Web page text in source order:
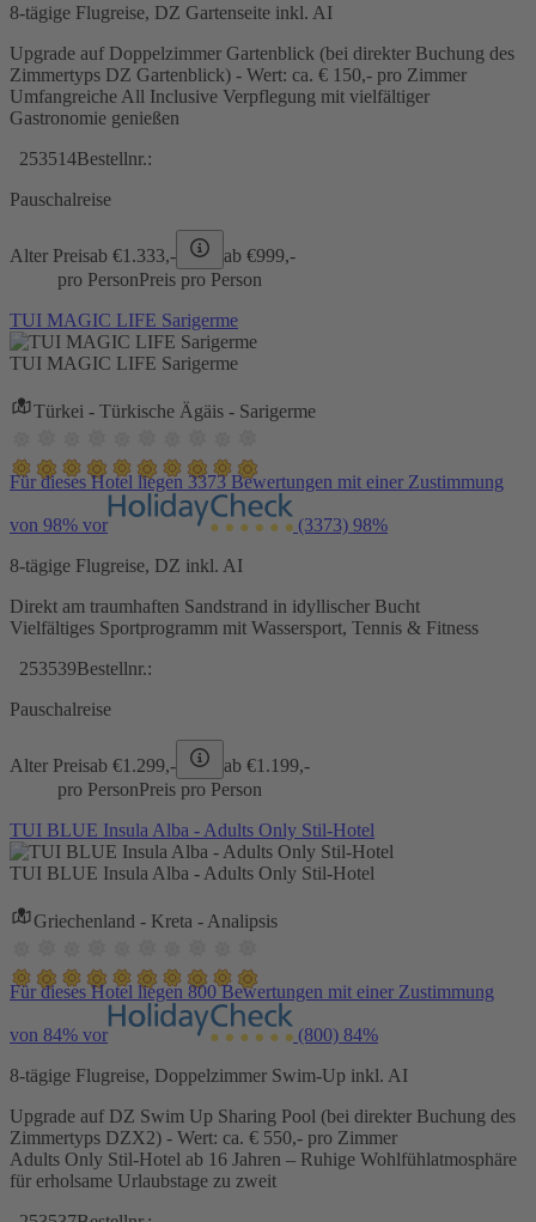
8-tägige Flugreise, DZ Gartenseite inkl. AI
Upgrade auf Doppelzimmer Gartenblick (bei direkter Buchung des
Zimmertyps DZ Gartenblick) - Wert: ca. € 150,- pro Zimmer
Umfangreiche All Inclusive Verpflegung mit vielfältiger
Gastronomie genießen
253514Bestellnr.:
Pauschalreise
Alter Preisab €1.333,- ab €999,-
pro PersonPreis pro Person
TUI MAGIC LIFE Sarigerme
TUI MAGIC LIFE Sarigerme
Türkei - Türkische Ägäis - Sarigerme
Für dieses Hotel liegen 3373 Bewertungen mit einer Zustimmung
von 98% vor (3373) 98%
8-tägige Flugreise, DZ inkl. AI
Direkt am traumhaften Sandstrand in idyllischer Bucht
Vielfältiges Sportprogramm mit Wassersport, Tennis & Fitness
253539Bestellnr.:
Pauschalreise
Alter Preisab €1.299,- ab €1.199,-
pro PersonPreis pro Person
TUI BLUE Insula Alba - Adults Only Stil-Hotel
TUI BLUE Insula Alba - Adults Only Stil-Hotel
Griechenland - Kreta - Analipsis
Für dieses Hotel liegen 800 Bewertungen mit einer Zustimmung
von 84% vor (800) 84%
8-tägige Flugreise, Doppelzimmer Swim-Up inkl. AI
Upgrade auf DZ Swim Up Sharing Pool (bei direkter Buchung des
Zimmertyps DZX2) - Wert: ca. € 550,- pro Zimmer
Adults Only Stil-Hotel ab 16 Jahren – Ruhige Wohlfühlatmosphäre
für erholsame Urlaubstage zu zweit